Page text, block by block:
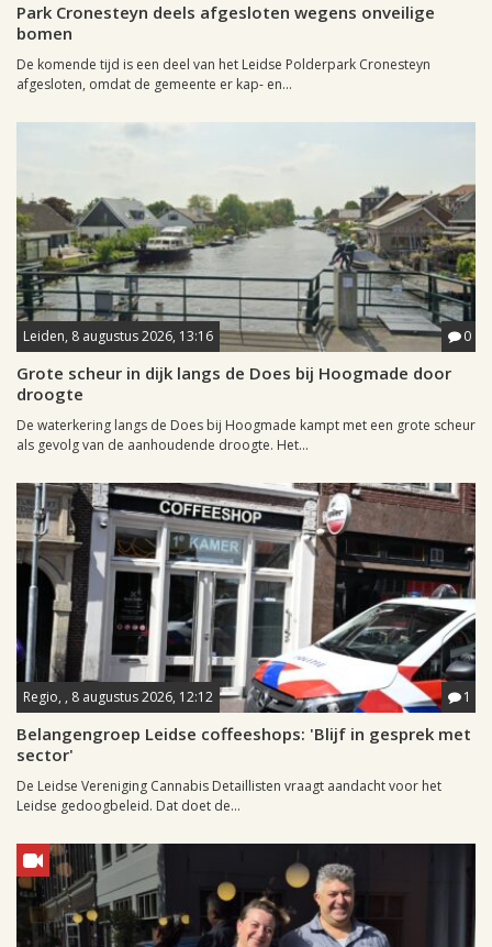
Park Cronesteyn deels afgesloten wegens onveilige
bomen
De komende tijd is een deel van het Leidse Polderpark Cronesteyn
afgesloten, omdat de gemeente er kap- en...
Leiden, 8 augustus 2026, 13:16 0
Grote scheur in dijk langs de Does bij Hoogmade door
droogte
De waterkering langs de Does bij Hoogmade kampt met een grote scheur
als gevolg van de aanhoudende droogte. Het...
Regio, , 8 augustus 2026, 12:12 1
Belangengroep Leidse coffeeshops: 'Blijf in gesprek met
sector'
De Leidse Vereniging Cannabis Detaillisten vraagt aandacht voor het
Leidse gedoogbeleid. Dat doet de...